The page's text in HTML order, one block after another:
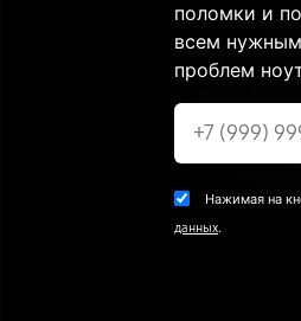
поломки и
всем нужным
проблем
Нажимая на
данных.